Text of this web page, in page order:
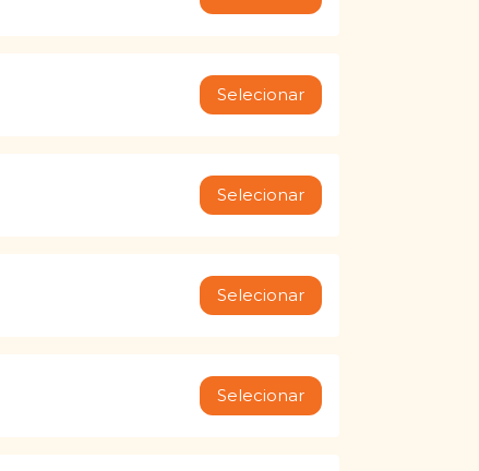
Selecionar
Selecionar
Selecionar
Selecionar